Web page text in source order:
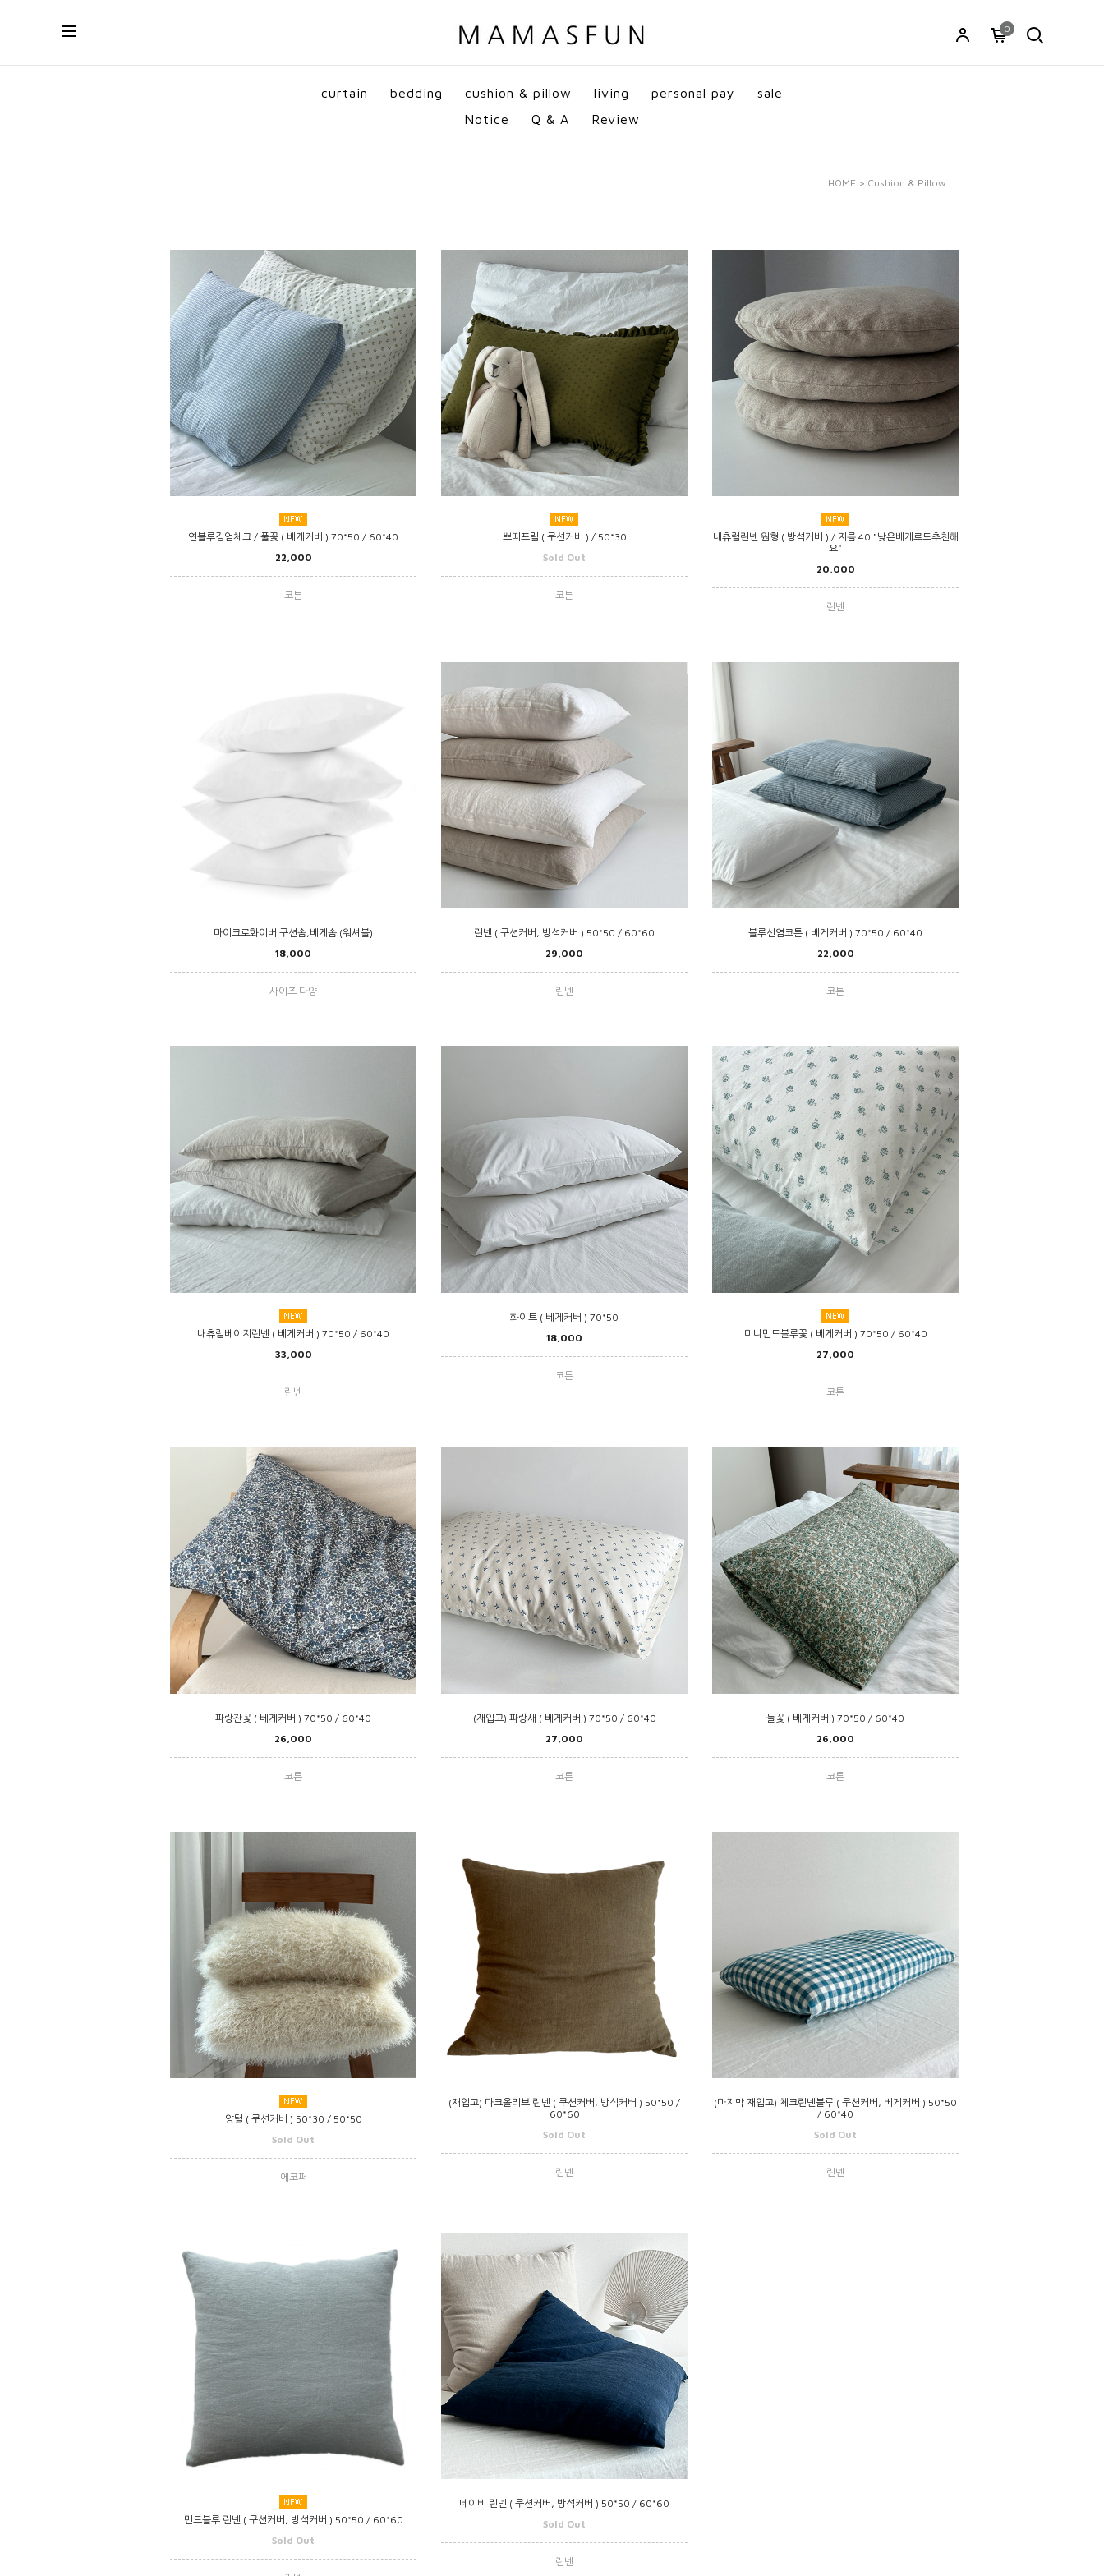
0
curtain bedding cushion & pillow living personal pay
sale
Notice
Q & A Review
HOME > Cushion & Pillow
연블루깅엄체크 / 풀꽃 ( 베게커버 ) 70*50 / 60*40
22,000
코튼
쁘띠프릴 ( 쿠션커버 ) / 50*30
Sold Out
코튼
내츄럴린넨 원형 ( 방석커버 ) / 지름 40 "낮은베게로도추천해
요"
20,000
린넨
마이크로화이버 쿠션솜,베게솜 (워셔블)
18,000
사이즈 다양
린넨 ( 쿠션커버, 방석커버 ) 50*50 / 60*60
29,000
린넨
블루선염코튼 ( 베게커버 ) 70*50 / 60*40
22,000
코튼
내츄럴베이지린넨 ( 베게커버 ) 70*50 / 60*40
33,000
린넨
화이트 ( 베게커버 ) 70*50
18,000
코튼
미니민트블루꽃 ( 베게커버 ) 70*50 / 60*40
27,000
코튼
파랑잔꽃 ( 베게커버 ) 70*50 / 60*40
26,000
코튼
(재입고) 파랑새 ( 베게커버 ) 70*50 / 60*40
27,000
코튼
들꽃 ( 베게커버 ) 70*50 / 60*40
26,000
코튼
양털 ( 쿠션커버 ) 50*30 / 50*50
Sold Out
에코퍼
(재입고) 다크올리브 린넨 ( 쿠션커버, 방석커버 ) 50*50 /
60*60
Sold Out
린넨
(마지막 재입고) 체크린넨블루 ( 쿠션커버, 베게커버 ) 50*50
/ 60*40
Sold Out
린넨
민트블루 린넨 ( 쿠션커버, 방석커버 ) 50*50 / 60*60
Sold Out
네이비 린넨 ( 쿠션커버, 방석커버 ) 50*50 / 60*60
Sold Out
린넨